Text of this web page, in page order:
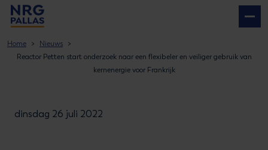
Home
Nieuws
Reactor Petten start onderzoek naar een flexibeler en veiliger gebruik van
kernenergie voor Frankrijk
dinsdag 26 juli 2022